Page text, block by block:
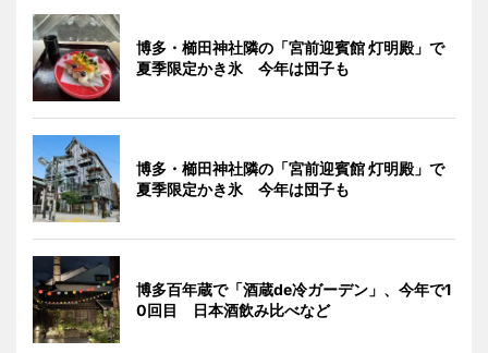
博多・櫛田神社隣の「宮前迎賓館 灯明殿」で
夏季限定かき氷 今年は団子も
博多・櫛田神社隣の「宮前迎賓館 灯明殿」で
夏季限定かき氷 今年は団子も
博多百年蔵で「酒蔵de冷ガーデン」、今年で1
0回目 日本酒飲み比べなど